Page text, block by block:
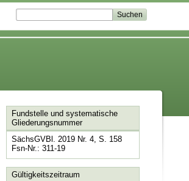
Fundstelle und systematische
Gliederungsnummer
SächsGVBl. 2019 Nr. 4, S. 158
Fsn-Nr.: 311-19
Gültigkeitszeitraum